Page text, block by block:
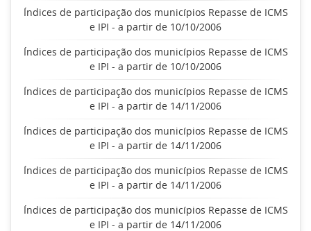
Índices de participação dos municípios Repasse de ICMS
e IPI - a partir de 10/10/2006
Índices de participação dos municípios Repasse de ICMS
e IPI - a partir de 10/10/2006
Índices de participação dos municípios Repasse de ICMS
e IPI - a partir de 14/11/2006
Índices de participação dos municípios Repasse de ICMS
e IPI - a partir de 14/11/2006
Índices de participação dos municípios Repasse de ICMS
e IPI - a partir de 14/11/2006
Índices de participação dos municípios Repasse de ICMS
e IPI - a partir de 14/11/2006